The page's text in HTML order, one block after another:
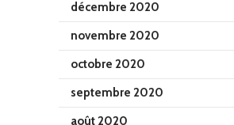
décembre 2020
novembre 2020
octobre 2020
septembre 2020
août 2020